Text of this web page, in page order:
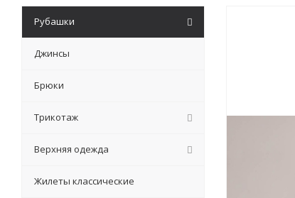
Рубашки
Джинсы
Брюки
Трикотаж
Верхняя одежда
Жилеты классические